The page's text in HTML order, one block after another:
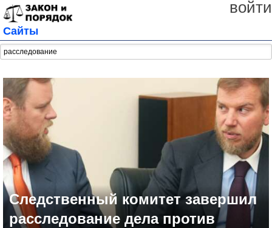
войти
Сайты
Следственный комитет завершил
расследование дела против